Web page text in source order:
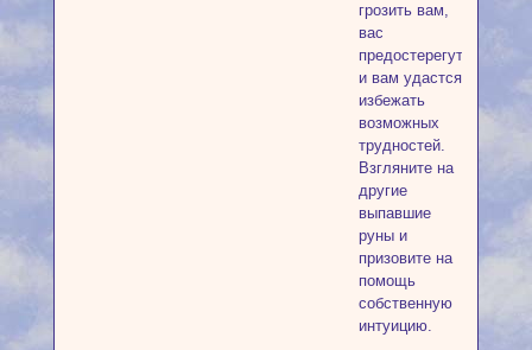
грозить вам,
вас
предостерегут,
и вам удастся
избежать
возможных
трудностей.
Взгляните на
другие
выпавшие
руны и
призовите на
помощь
собственную
интуицию.